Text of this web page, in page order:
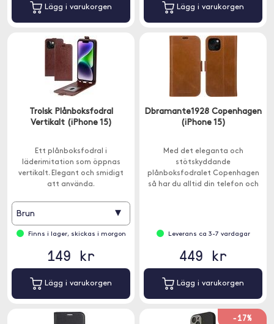
Lägg i varukorgen Lägg i varukorgen
Trolsk Plånboksfodral
Vertikalt (iPhone 15)
Ett plånboksfodral i
läderimitation som öppnas
vertikalt. Elegant och smidigt
att använda.
Brun ▾
Finns i lager, skickas i morgon
149 kr
Lägg i varukorgen
Dbramante1928 Copenhagen
(iPhone 15)
Med det eleganta och
stötskyddande
plånboksfodralet Copenhagen
så har du alltid din telefon och
Leverans ca 3-7 vardagar
449 kr
Lägg i varukorgen
-17%